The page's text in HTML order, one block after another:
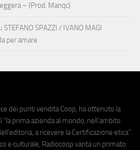
– (Prod. Manqc)
STEFANO SPAZZI / IVANO MAGI
per amare
dei punti vendita Coop, ha ottenuto la
"la prima azienda al mondo, nell'ambito
a ricevere la Certificazione etica".
e culturale, Radiocoop vanta un primato: